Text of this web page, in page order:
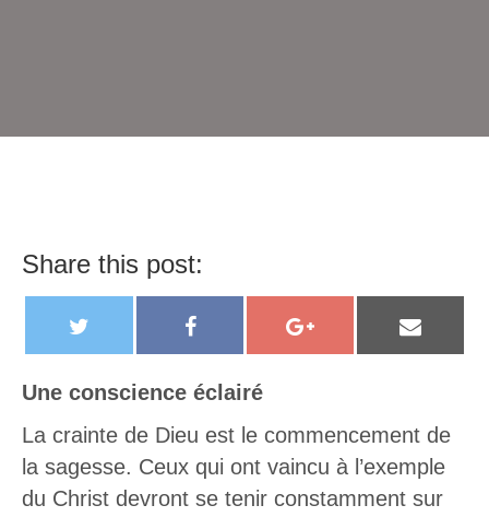
Share this post:
w
i
a
c
o
o
m
Une conscience éclairé
La crainte de Dieu est le commencement de
la sagesse. Ceux qui ont vaincu à l’exemple
du Christ devront se tenir constamment sur